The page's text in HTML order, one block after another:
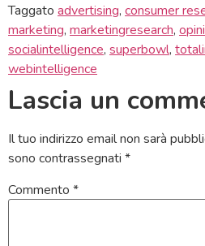
Taggato advertising, consumer
marketing, marketingresearch,
socialintelligence, superbowl,
webintelligence
Lascia un
Il tuo indirizzo email non sarà
sono contrassegnati *
Commento *